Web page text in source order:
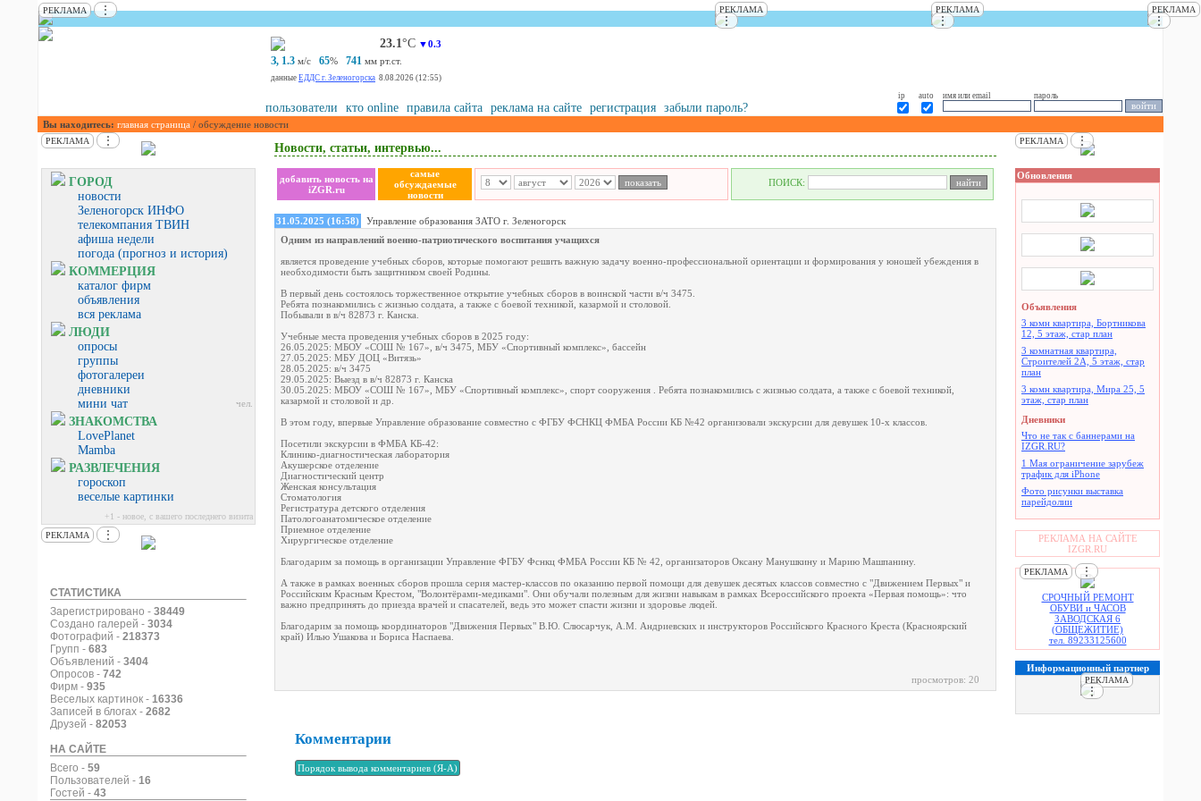
РЕКЛАМА ⋮ РЕКЛАМА
⋮
РЕКЛАМА
⋮
РЕКЛАМА
⋮
23.1°С ▼0.3
З, 1.3 м/с 65% 741 мм рт.ст.
данные ЕДДС г. Зеленогорска 8.08.2026 (12:55)
пользователи кто online правила сайта реклама на сайте регистрация забыли пароль?
ip auto имя или email пароль
Вы находитесь: главная страница / обсуждение новости
РЕКЛАМА ⋮
ГОРОД
новости
Зеленогорск ИНФО
телекомпания ТВИН
афиша недели
погода (прогноз и история)
КОММЕРЦИЯ
каталог фирм
объявления
вся реклама
ЛЮДИ
опросы
группы
фотогалереи
дневники
мини чат
чел.
ЗНАКОМСТВА
LovePlanet
Mamba
РАЗВЛЕЧЕНИЯ
гороскоп
веселые картинки
+1 - новое, с вашего последнего визита
РЕКЛАМА
⋮
СТАТИСТИКА
Зарегистрировано - 38449
Создано галерей - 3034
Фотографий - 218373
Групп - 683
Объявлений - 3404
Опросов - 742
Фирм - 935
Веселых картинок - 16336
Записей в блогах - 2682
Друзей - 82053
НА САЙТЕ
Всего - 59
Пользователей - 16
Гостей - 43
Новости, статьи, интервью...
добавить новость на
iZGR.ru
самые
обсуждаемые
новости
ПОИСК:
31.05.2025 (16:58)
Управление образования ЗАТО г. Зеленогорск
Одним из направлений военно-патриотического воспитания учащихся
является проведение учебных сборов, которые помогают решить важную задачу военно-профессиональной ориентации и формирования у юношей убеждения в
необходимости быть защитником своей Родины.
В первый день состоялось торжественное открытие учебных сборов в воинской части в/ч 3475.
Ребята познакомились с жизнью солдата, а также с боевой техникой, казармой и столовой.
Побывали в в/ч 82873 г. Канска.
Учебные места проведения учебных сборов в 2025 году:
26.05.2025: МБОУ «СОШ № 167», в/ч 3475, МБУ «Спортивный комплекс», бассейн
27.05.2025: МБУ ДОЦ «Витязь»
28.05.2025: в/ч 3475
29.05.2025: Выезд в в/ч 82873 г. Канска
30.05.2025: МБОУ «СОШ № 167», МБУ «Спортивный комплекс», спорт сооружения . Ребята познакомились с жизнью солдата, а также с боевой техникой,
казармой и столовой и др.
В этом году, впервые Управление образование совместно с ФГБУ ФСНКЦ ФМБА России КБ №42 организовали экскурсии для девушек 10-х классов.
Посетили экскурсии в ФМБА КБ-42:
Клинико-диагностическая лаборатория
Акушерское отделение
Диагностический центр
Женская консультация
Стоматология
Регистратура детского отделения
Патологоанатомическое отделение
Приемное отделение
Хирургическое отделение
Благодарим за помощь в организации Управление ФГБУ Фснкц ФМБА России КБ № 42, организаторов Оксану Манушкину и Марию Машпанину.
А также в рамках военных сборов прошла серия мастер-классов по оказанию первой помощи для девушек десятых классов совместно с "Движением Первых" и
Российским Красным Крестом, "Волонтёрами-медиками". Они обучали полезным для жизни навыкам в рамках Всероссийского проекта «Первая помощь»: что
важно предпринять до приезда врачей и спасателей, ведь это может спасти жизни и здоровье людей.
Благодарим за помощь координаторов "Движения Первых" В.Ю. Слюсарчук, А.М. Андриевских и инструкторов Российского Красного Креста (Красноярский
край) Илью Ушакова и Бориса Наспаева.
просмотров: 20
Комментарии
РЕКЛАМА ⋮
Обновления
Объявления
3 комн квартира, Бортникова
12, 5 этаж, стар план
3 комнатная квартира,
Строителей 2А, 5 этаж, стар
план
3 комн квартира, Мира 25, 5
этаж, стар план
Дневники
Что не так с баннерами на
IZGR.RU?
1 Мая ограничение зарубеж
трафик для iPhone
Фото рисунки выставка
парейдолии
РЕКЛАМА НА САЙТЕ
IZGR.RU
РЕКЛАМА ⋮
СРОЧНЫЙ РЕМОНТ
ОБУВИ и ЧАСОВ
ЗАВОДСКАЯ 6
(ОБЩЕЖИТИЕ)
тел. 89233125600
Информационный партнер
РЕКЛАМА
⋮